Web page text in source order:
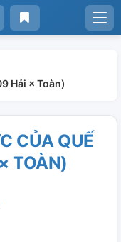
Hải × Toàn)
CỦA QUẾ
TOÀN)